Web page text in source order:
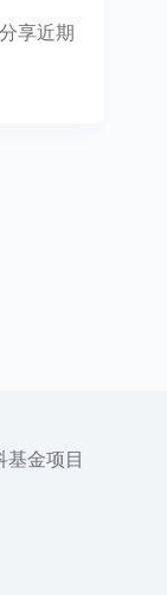
享近期
基金项目